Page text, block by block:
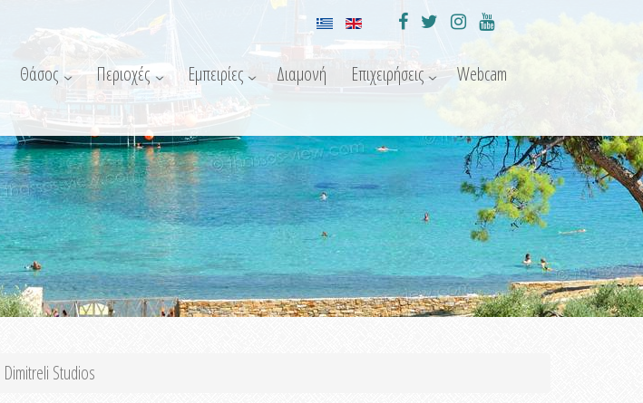
Θάσος Περιοχές Εμπειρίες Διαμονή Επιχειρήσεις Webcam
Dimitreli Studios